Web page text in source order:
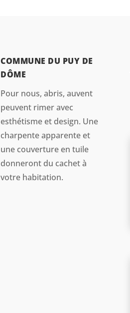
COMMUNE DU PUY DE
DÔME
Pour nous, abris, auvent
peuvent rimer avec
esthétisme et design. Une
charpente apparente et
une couverture en tuile
donneront du cachet à
votre habitation.